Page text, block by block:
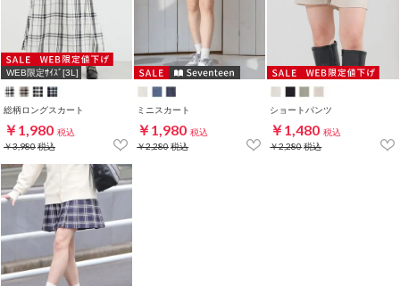
WEB限定ｻｲｽﾞ[3L]
総柄ロングスカート
￥1,980 税込
￥3,980税込
ミニスカート
￥1,980 税込
￥2,280税込
ショートパンツ
￥1,480 税込
￥2,280税込